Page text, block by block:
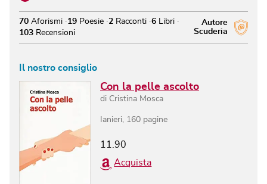
Autore
Scuderia
70 Aforismi 19 Poesie 2 Racconti 6 Libri
103 Recensioni
Il nostro consiglio
Con la pelle ascolto
di Cristina Mosca
Ianieri 160 pagine
11.90
Acquista